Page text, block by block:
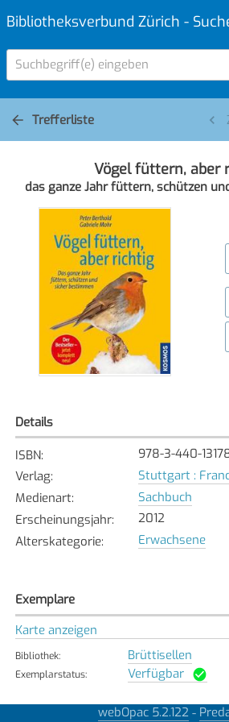
Bibliotheksverbund Zürich -
Suchbegriff(e) eingeben
Trefferliste
Vögel füttern, aber
das ganze Jahr füttern, schützen
Details
ISBN:
978-3-440-
Verlag:
Stuttgart :
Medienart:
Sachbuch
Erscheinungsjahr:
2012
Alterskategorie: Erwachsene
Exemplare
Karte anzeigen
Bibliothek: Brüttisellen
Exemplarstatus: Verfügbar
webOpac 5.2.122 -